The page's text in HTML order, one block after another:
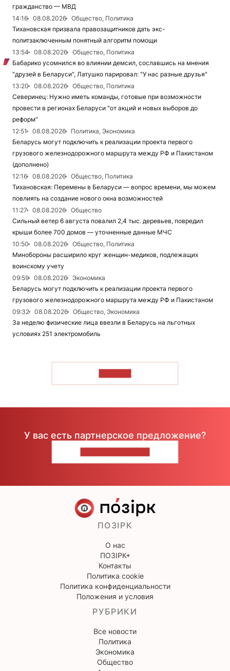
гражданство — МВД
14:16
08.08.2026
Общество, Политика
Тихановская призвала правозащитников дать экс-
политзаключенным понятный алгоритм помощи
13:54
08.08.2026
Общество, Политика
Бабарико усомнился во влиянии демсил, сославшись на мнения
"друзей в Беларуси", Латушко парировал: "У нас разные друзья"
13:20
08.08.2026
Общество, Политика
Северинец: Нужно иметь команды, готовые при возможности
провести в регионах Беларуси "от акций и новых выборов до
реформ"
12:51
08.08.2026
Политика, Экономика
Беларусь могут подключить к реализации проекта первого
грузового железнодорожного маршрута между РФ и Пакистаном
(дополнено)
12:16
08.08.2026
Общество, Политика
Тихановская: Перемены в Беларуси — вопрос времени, мы можем
повлиять на создание нового окна возможностей
11:27
08.08.2026
Общество
Сильный ветер 6 августа повалил 2,4 тыс. деревьев, повредил
крыши более 700 домов — уточненные данные МЧС
10:50
08.08.2026
Общество, Политика
Минобороны расширило круг женщин-медиков, подлежащих
воинскому учету
09:59
08.08.2026
Экономика
Беларусь могут подключить к реализации проекта первого
грузового железнодорожного маршрута между РФ и Пакистаном
09:32
08.08.2026
Общество, Экономика
За неделю физические лица ввезли в Беларусь на льготных
условиях 251 электромобиль
У вас есть партнерское предложение?
ПОЗІРК
О нас
ПОЗІРК+
Контакты
Политика cookie
Политика конфиденциальности
Положения и условия
РУБРИКИ
Все новости
Политика
Экономика
Общество